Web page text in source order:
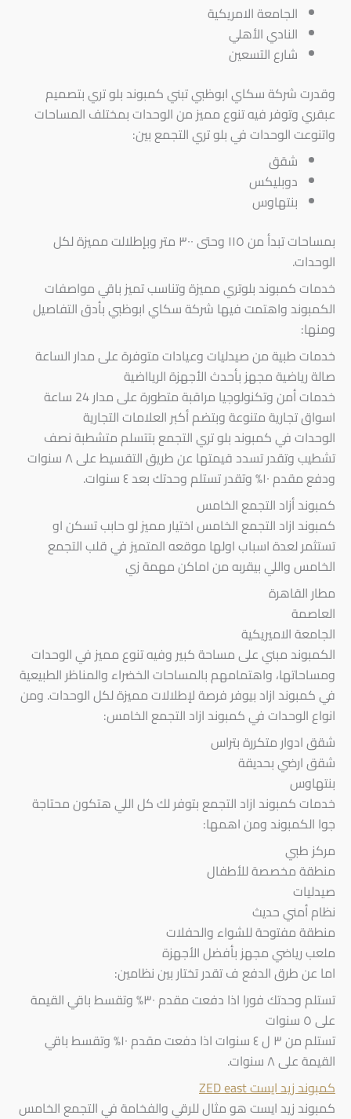
الجامعة الامريكية
النادي الأهلي
شارع التسعين
وقدرت شركة سكاي ابوظبي تبني كمبوند بلو تري بتصميم
عبقري وتوفر فيه تنوع مميز من الوحدات بمختلف المساحات
واتنوعت الوحدات في بلو تري التجمع بين:
شقق
دوبليكس
بنتهاوس
بمساحات تبدأ من ١١٥ وحتى ٣٠٠ متر وبإطلالت مميزة لكل
الوحدات.
خدمات كمبوند بلوتري مميزة وتناسب تميز باقي مواصفات
الكمبوند واهتمت فيها شركة سكاي ابوظبي بأدق التفاصيل
ومنها:
خدمات طبية من صيدليات وعيادات متوفرة على مدار الساعة
صالة رياضية مجهز بأحدث الأجهزة الريااضية
خدمات أمن وتكنولوجيا مراقبة متطورة على مدار 24 ساعة
اسواق تجارية متنوعة وبتضم أكبر العلامات التجارية
الوحدات في كمبوند بلو تري التجمع بتتسلم متشطبة نصف
تشطيب وتقدر تسدد قيمتها عن طريق التقسيط على ٨ سنوات
ودفع مقدم ١٠% وتقدر تستلم وحدتك بعد ٤ سنوات.
كمبوند أزاد التجمع الخامس
كمبوند ازاد التجمع الخامس اختيار مميز لو حابب تسكن او
تستثمر لعدة اسباب اولها موقعه المتميز في قلب التجمع
الخامس واللي بيقربه من اماكن مهمة زي
مطار القاهرة
العاصمة
الجامعة الاميريكية
الكمبوند مبني على مساحة كبير وفيه تنوع مميز في الوحدات
ومساحاتها، واهتمامهم بالمساحات الخضراء والمناظر الطبيعية
في كمبوند ازاد بيوفر فرصة لإطلالات مميزة لكل الوحدات. ومن
انواع الوحدات في كمبوند ازاد التجمع الخامس:
شقق ادوار متكررة بتراس
شقق ارضي بحديقة
بنتهاوس
خدمات كمبوند ازاد التجمع بتوفر لك كل اللي هتكون محتاجة
جوا الكمبوند ومن اهمها:
مركز طبي
منطقة مخصصة للأطفال
صيدليات
نظام أمني حديث
منطقة مفتوحة للشواء والحفلات
ملعب رياضي مجهز بأفضل الأجهزة
اما عن طرق الدفع ف تقدر تختار بين نظامين:
تستلم وحدتك فورا اذا دفعت مقدم ٣٠% وتقسط باقي القيمة
على ٥ سنوات
تستلم من ٣ ل ٤ سنوات اذا دفعت مقدم ١٠% وتقسط باقي
القيمة على ٨ سنوات.
كمبوند زيد ايست ZED east
كمبوند زيد ايست هو مثال للرقي والفخامة في التجمع الخامس